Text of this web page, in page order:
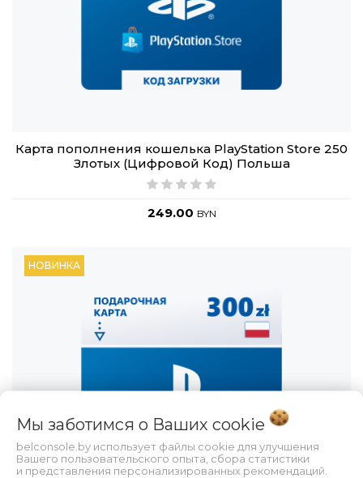
Карта пополнения кошелька PlayStation Store 250
Злотых (Цифровой Код) Польша
249.00 BYN
НОВИНКА
Мы заботимся о Ваших cookie
belconsole.by использует файлы cookie для улучшения
Вашего пользовательского опыта, сбора статистики
и представления персонализированных рекомендаций.